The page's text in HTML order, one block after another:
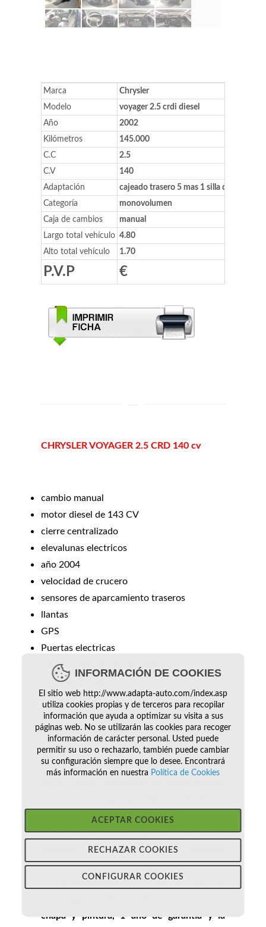
Marca
Chrysler
Modelo
voyager 2.5 crdi diesel
Año
2002
Kilómetros
145.000
C.C
2.5
C.V
140
Adaptación
cajeado trasero 5 mas 1 silla de ruedas
Categoría
monovolumen
Caja de cambios
manual
Largo total vehículo 4.80
Alto total vehículo
1.70
P.V.P €
CHRYSLERVOYAGER 2.5 CRD 140 cv
cambio manual
motor diesel de 143 CV
cierre centralizado
elevalunas electricos
año 2004
velocidad de crucero
sensores de aparcamiento traseros
llantas
GPS
Puertas electricas
radio CD de pantalla grande
cristales tintados
ETC
ADAPTACION:
Dispone de un amplio rebaje de suelo en la
ruedas. La adaptacion permite entrar con la
silla de ruedas y viajar entre los dos
asientos de atras. Plazas totales: 4 asientos
mas 1 silla de ruedas. Su precio de venta es
de 9.500€incluye el IVA al 4%, la
chapa y pintura, 1 año de garantia y la
INFORMACIÓN DE COOKIES
El sitio web http://www.adapta-auto.com/index.asp
utiliza cookies propias y de terceros para recopilar
información que ayuda a optimizar su visita a sus
páginas web. No se utilizarán las cookies para recoger
información de carácter personal. Usted puede
permitir su uso o rechazarlo, también puede cambiar
su configuración siempre que lo desee. Encontrará
más información en nuestra Política de Cookies
ACEPTAR COOKIES
RECHAZAR COOKIES
CONFIGURAR COOKIES